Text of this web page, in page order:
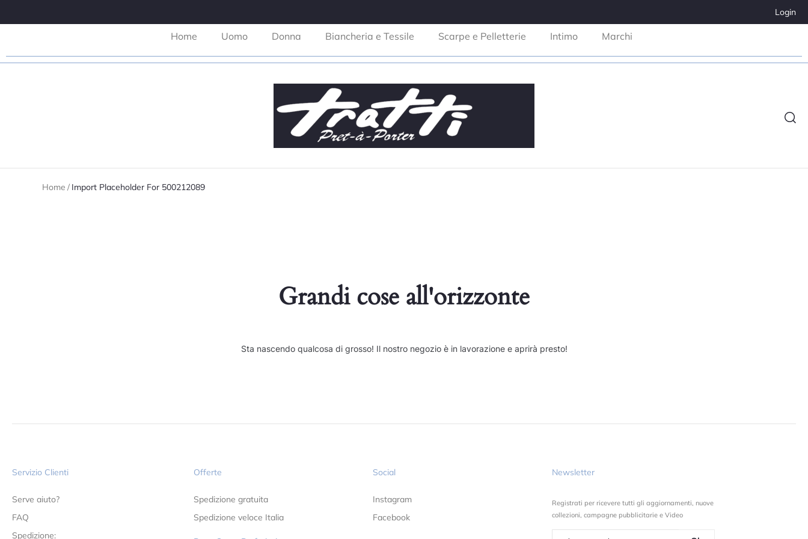
Login
Home Uomo Donna Biancheria e Tessile Scarpe e Pelletterie Intimo Marchi
Home / Import Placeholder For 500212089
Grandi cose all'orizzonte
Sta nascendo qualcosa di grosso! Il nostro negozio è in lavorazione e aprirà presto!
Servizio Clienti
Serve aiuto?
FAQ
Spedizione:
Offerte
Spedizione gratuita
Spedizione veloce Italia
Social
Instagram
Facebook
Newsletter
Registrati per ricevere tutti gli aggiornamenti, nuove
collezioni, campagne pubblicitarie e Video